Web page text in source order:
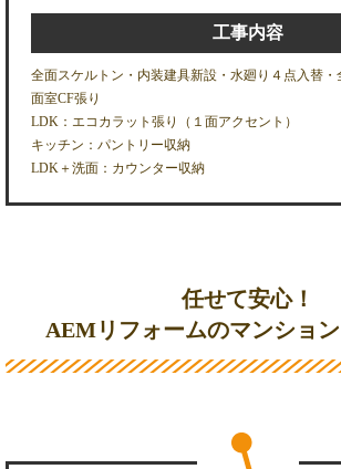
工事内容
全面スケルトン・内装建具新設・水廻り４点入替・
面室CF張り
LDK：エコカラット張り（１面アクセント）
キッチン：パントリー収納
LDK＋洗面：カウンター収納
任せて安心！
AEMリフォームのマンショ